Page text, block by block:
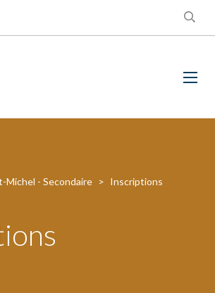
Michel - Secondaire > Inscriptions